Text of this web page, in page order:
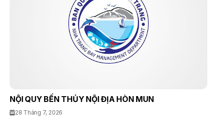
NỘI QUY BẾN THỦY NỘI ĐỊA HÒN MUN
28 Tháng 7, 2026